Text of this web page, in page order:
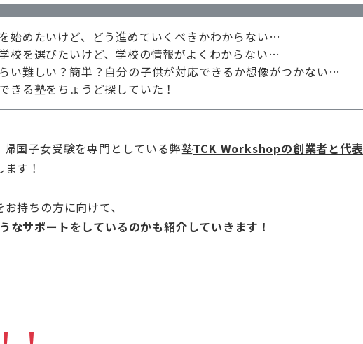
始めたいけど、どう進めていくべきかわからない…
校を選びたいけど、学校の情報がよくわからない…
い難しい？簡単？自分の子供が対応できるか想像がつかない…
きる塾をちょうど探していた！
国子女受験を専門としている弊塾TCK Workshopの創業者と代表
す！
持ちの方に向けて、
サポートをしているのかも紹介していきます！